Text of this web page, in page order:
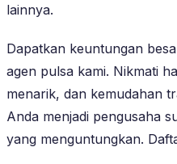
lainnya.
Dapatkan keuntungan
agen pulsa kami. Nikmati
menarik, dan kemudahan
Anda menjadi pengusaha
yang menguntungkan.